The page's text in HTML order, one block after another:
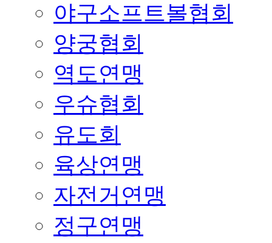
야구소프트볼협회
양궁협회
역도연맹
우슈협회
유도회
육상연맹
자전거연맹
정구연맹